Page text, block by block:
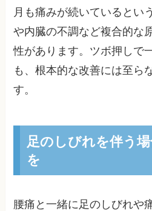
月も痛みが続いているとい
や内臓の不調など複合的な
性があります。ツボ押しで
も、根本的な改善には至ら
す。
足のしびれを伴う
を
腰痛と一緒に足のしびれや